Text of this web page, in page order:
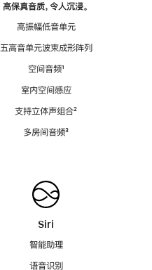
高保真音质，令人沉浸。
高振幅低音单元
五高音单元波束成形阵列
空间音频脚
¹
室内空间感应
支持立体声组合脚
²
多房间音频脚
³
Siri
智能助理
语音识别